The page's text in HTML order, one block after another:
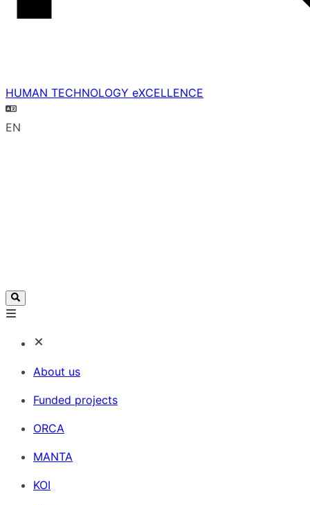
HUMAN TECHNOLOGY eXCELLENCE
EN
About us
Funded projects
ORCA
MANTA
KOI